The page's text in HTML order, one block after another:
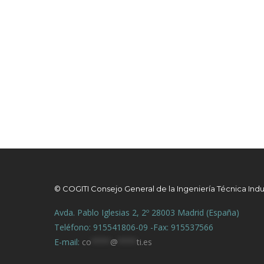
© COGITI Consejo General de la Ingeniería Técnica
Avda. Pablo Iglesias 2, 2º 28003 Madrid (España)
Teléfono: 915541806-09 -Fax: 915537566
E-mail: co @ ti.es